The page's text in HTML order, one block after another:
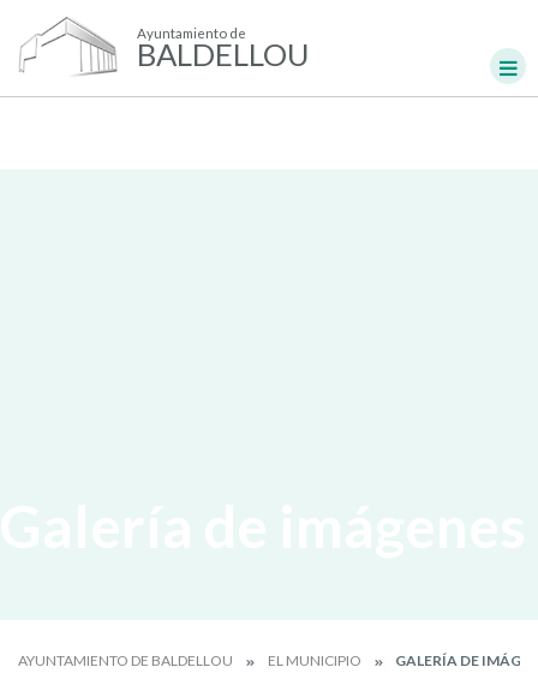
Ayuntamiento de
BALDELLOU
AYUNTAMIENTO DE BALDELLOU EL MUNICIPIO GALERÍA DE